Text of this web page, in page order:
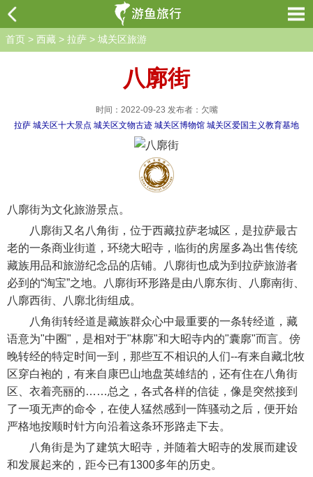
首页 > 西藏 > 拉萨 > 城关区旅游
八廓街
时间：2022-09-23 发布者：欠嘴
拉萨 城关区十大景点 城关区文物古迹 城关区博物馆 城关区爱国主义教育基地
八廓街为文化旅游景点。
八廓街又名八角街，位于西藏拉萨老城区，是拉萨最古
老的一条商业街道，环绕大昭寺，临街的房屋多為出售传统
藏族用品和旅游纪念品的店铺。八廓街也成为到拉萨旅游者
必到的“淘宝”之地。八廓街环形路是由八廓东街、八廓南街、
八廓西街、八廓北街组成。
八角街转经道是藏族群众心中最重要的一条转经道，藏
语意为"中圈"，是相对于"林廓"和大昭寺内的"囊廓"而言。傍
晚转经的特定时间一到，那些互不相识的人们--有来自藏北牧
区穿白袍的，有来自康巴山地盘英雄结的，还有住在八角街
区、衣着亮丽的……总之，各式各样的信徒，像是突然接到
了一项无声的命令，在使人猛然感到一阵骚动之后，便开始
严格地按顺时针方向沿着这条环形路走下去。
八角街是为了建筑大昭寺，并随着大昭寺的发展而建设
和发展起来的，距今已有1300多年的历史。